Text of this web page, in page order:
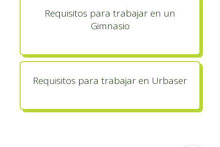
Requisitos para trabajar en un
Gimnasio
Requisitos para trabajar en Urbaser